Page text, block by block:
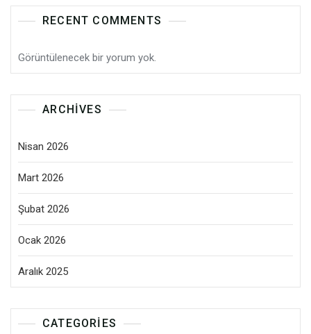
RECENT COMMENTS
Görüntülenecek bir yorum yok.
ARCHIVES
Nisan 2026
Mart 2026
Şubat 2026
Ocak 2026
Aralık 2025
CATEGORIES